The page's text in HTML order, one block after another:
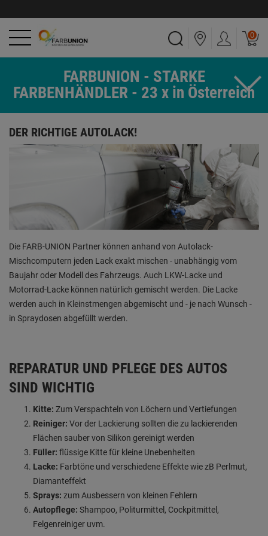
0
FARBUNION - STARKE
FARBENHÄNDLER - 23 x in Österreich
DER RICHTIGE AUTOLACK!
Die FARB-UNION Partner können anhand von Autolack-
Mischcomputern jeden Lack exakt mischen - unabhängig vom
Baujahr oder Modell des Fahrzeugs. Auch LKW-Lacke und
Motorrad-Lacke können natürlich gemischt werden. Die Lacke
werden auch in Kleinstmengen abgemischt und - je nach Wunsch -
in Spraydosen abgefüllt werden.
REPARATUR UND PFLEGE DES AUTOS
SIND WICHTIG
Kitte: Zum Verspachteln von Löchern und Vertiefungen
Reiniger: Vor der Lackierung sollten die zu lackierenden
Flächen sauber von Silikon gereinigt werden
Füller: flüssige Kitte für kleine Unebenheiten
Lacke: Farbtöne und verschiedene Effekte wie zB Perlmut,
Diamanteffekt
Sprays: zum Ausbessern von kleinen Fehlern
Autopflege: Shampoo, Politurmittel, Cockpitmittel,
Felgenreiniger uvm.